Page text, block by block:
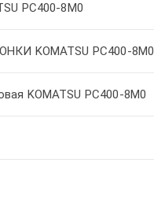
PC400-8M0
KOMATSU PC400-8M0
KOMATSU PC400-8M0